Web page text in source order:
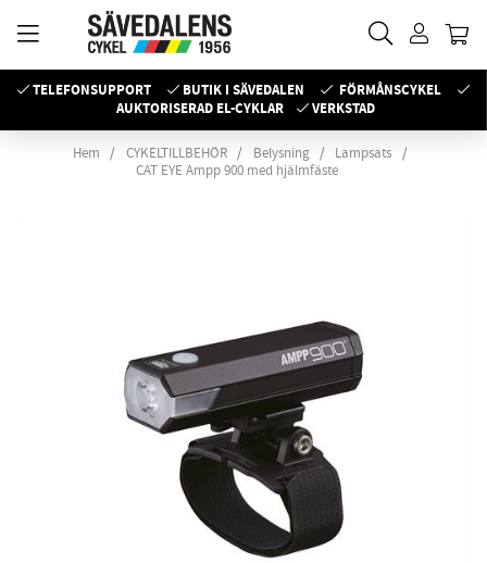
TELEFONSUPPORT BUTIK I SÄVEDALEN
FÖRMÅNSCYKEL
AUKTORISERAD EL-CYKLAR
VERKSTAD
Hem CYKELTILLBEHÖR Belysning
Lampsats
CAT EYE Ampp 900 med hjälmfäste